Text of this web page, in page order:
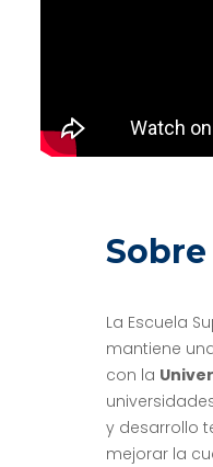
La Escuela
mantiene
con la
y desarrollo
mejorar la